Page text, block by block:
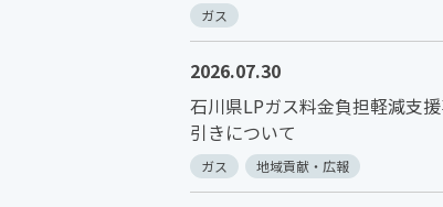
ガス
2026.07.30
石川県LPガス料金負担軽減支
引きについて
ガス 地域貢献・広報